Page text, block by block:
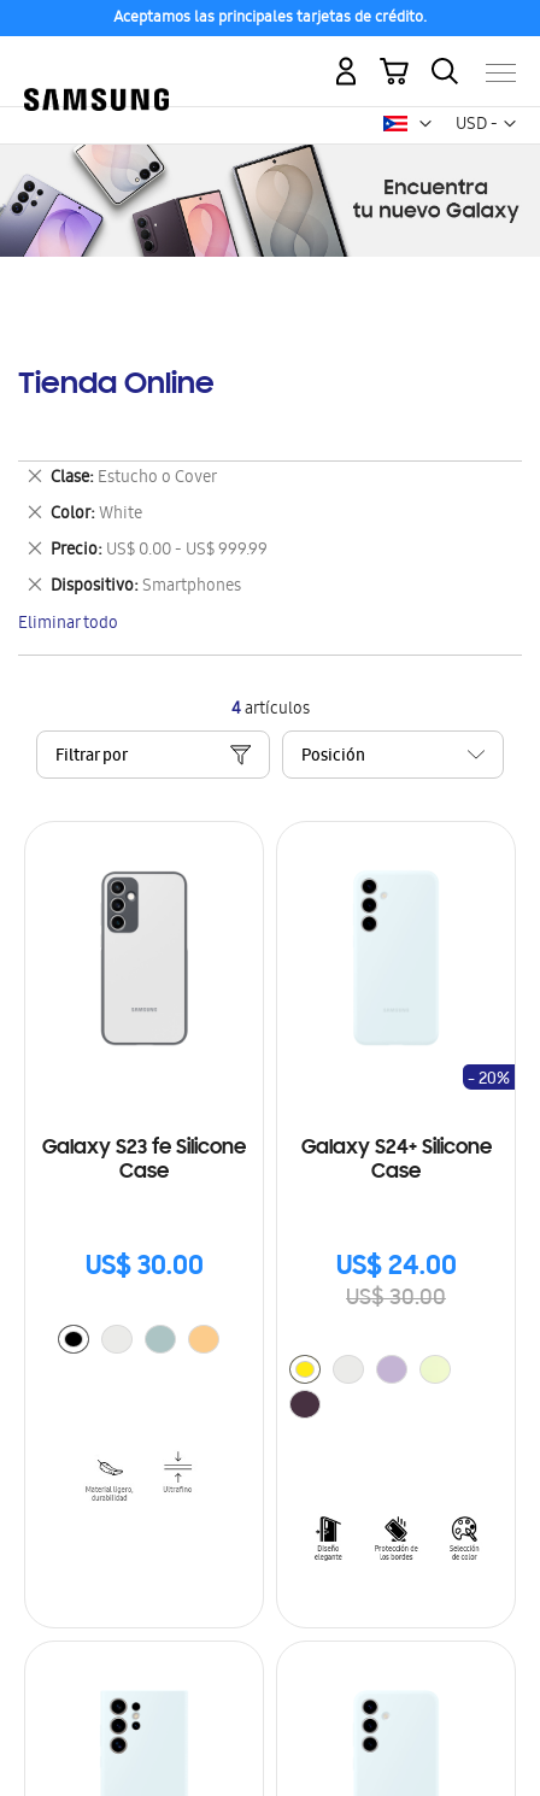
Aceptamos las principales tarjetas de crédito.
USD -
dólar
Mi carrito
Tienda Online
4artículos
Filtrar por
Galaxy S23 fe Silicone
Case
US$ 30.00
Galaxy S24+ Silicone
Case
US$ 24.00
US$ 30.00
- 20%
Clase Estucho o Cover
Eliminar
este
artículo
Color White
Eliminar
este
artículo
Precio US$ 0.00 - US$ 999.99
Eliminar
este
artículo
Dispositivo Smartphones
Eliminar
este
artículo
Eliminar todo